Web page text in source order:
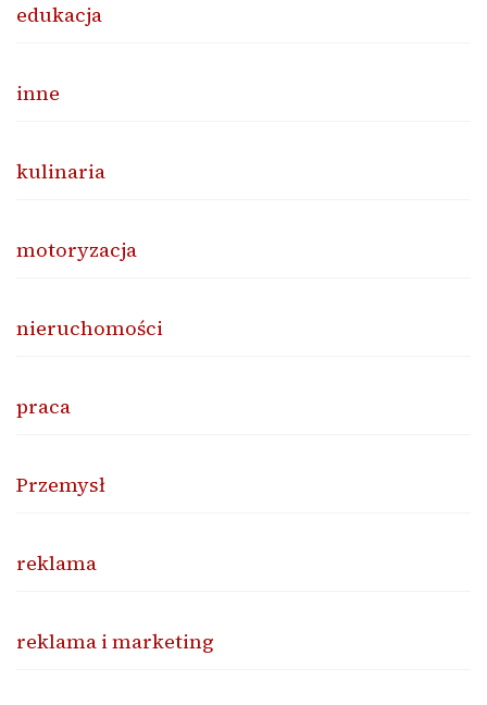
edukacja
inne
kulinaria
motoryzacja
nieruchomości
praca
Przemysł
reklama
reklama i marketing